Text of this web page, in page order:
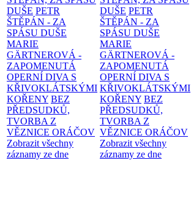
DUŠE PETR
ŠTĚPÁN - ZA
SPÁSU DUŠE
MARIE
GÄRTNEROVÁ -
ZAPOMENUTÁ
OPERNÍ DIVA S
KŘIVOKLÁTSKÝMI
KOŘENY BEZ
PŘEDSUDKŮ,
TVORBA Z
VĚZNICE ORÁČOV
Zobrazit všechny
záznamy ze dne
DUŠE PETR
ŠTĚPÁN - ZA
SPÁSU DUŠE
MARIE
GÄRTNEROVÁ -
ZAPOMENUTÁ
OPERNÍ DIVA S
KŘIVOKLÁTSKÝMI
KOŘENY BEZ
PŘEDSUDKŮ,
TVORBA Z
VĚZNICE ORÁČOV
Zobrazit všechny
záznamy ze dne